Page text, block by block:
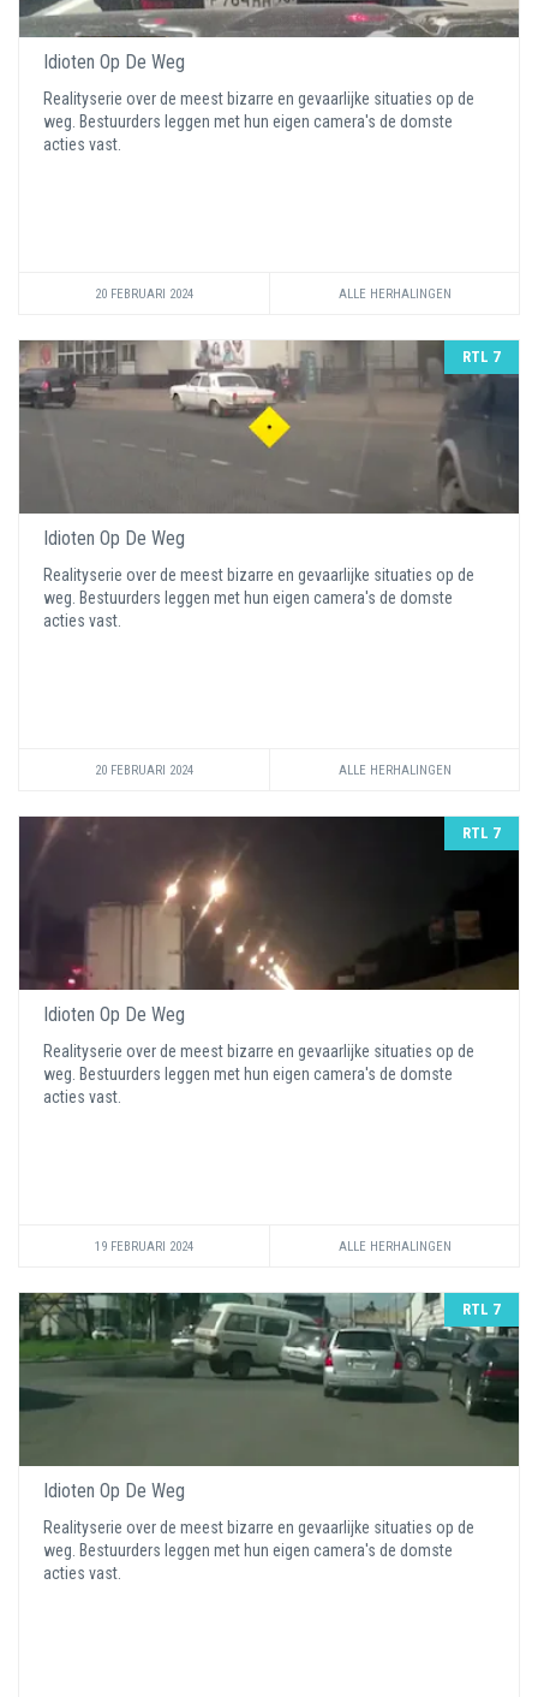
Idioten Op De Weg
Realityserie over de meest bizarre en gevaarlijke situaties op de
weg. Bestuurders leggen met hun eigen camera's de domste
acties vast.
20 FEBRUARI 2024 ALLE HERHALINGEN
RTL 7
Idioten Op De Weg
Realityserie over de meest bizarre en gevaarlijke situaties op de
weg. Bestuurders leggen met hun eigen camera's de domste
acties vast.
20 FEBRUARI 2024 ALLE HERHALINGEN
RTL 7
Idioten Op De Weg
Realityserie over de meest bizarre en gevaarlijke situaties op de
weg. Bestuurders leggen met hun eigen camera's de domste
acties vast.
19 FEBRUARI 2024 ALLE HERHALINGEN
RTL 7
Idioten Op De Weg
Realityserie over de meest bizarre en gevaarlijke situaties op de
weg. Bestuurders leggen met hun eigen camera's de domste
acties vast.